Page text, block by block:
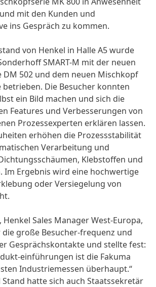
mit den Kunden und
ins Gespräch zu kommen.
von Henkel in Halle A5 wurde
SMART-M mit der neuen
DM 502 und dem neuen Mischkopf
betrieben. Die Besucher konnten
ein Bild machen und sich die
Features und Verbesserungen von
Prozessexperten erklären lassen.
erhöhen die Prozessstabilität
Verarbeitung und
Klebstoffen und
Im Ergebnis wird eine hochwertige
oder Versiegelung von
Sales Manager West-Europa,
große Besucher-frequenz und
Gesprächskontakte und stellte fest:
einführungen ist die Fakuma
Industriemessen überhaupt.“
hatte sich auch Staatssekretär